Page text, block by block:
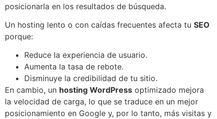
posicionarla en los resultados de búsqueda.
Un hosting lento o con caídas frecuentes afecta tu SEO
porque:
Reduce la experiencia de usuario.
Aumenta la tasa de rebote.
Disminuye la credibilidad de tu sitio.
En cambio, un hosting WordPress optimizado mejora
la velocidad de carga, lo que se traduce en un mejor
posicionamiento en Google y, por lo tanto, más visitas y